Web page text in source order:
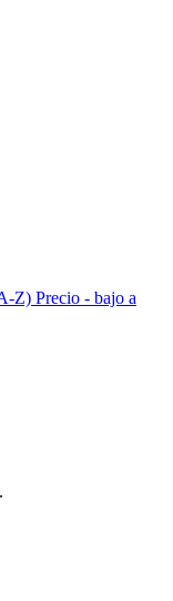
Z) Precio - bajo a